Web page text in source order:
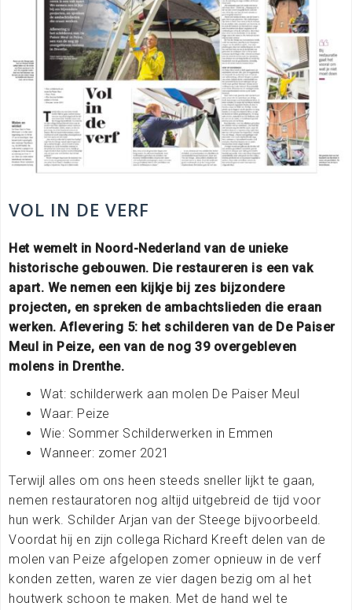
VOL IN DE VERF
Het wemelt in Noord-Nederland van de unieke
historische gebouwen. Die restaureren is een vak
apart. We nemen een kijkje bij zes bijzondere
projecten, en spreken de ambachtslieden die eraan
werken. Aflevering 5: het schilderen van de De Paiser
Meul in Peize, een van de nog 39 overgebleven
molens in Drenthe.
Wat: schilderwerk aan molen De Paiser Meul
Waar: Peize
Wie: Sommer Schilderwerken in Emmen
Wanneer: zomer 2021
Terwijl alles om ons heen steeds sneller lijkt te gaan,
nemen restauratoren nog altijd uitgebreid de tijd voor
hun werk. Schilder Arjan van der Steege bijvoorbeeld.
Voordat hij en zijn collega Richard Kreeft delen van de
molen van Peize afgelopen zomer opnieuw in de verf
konden zetten, waren ze vier dagen bezig om al het
houtwerk schoon te maken. Met de hand wel te